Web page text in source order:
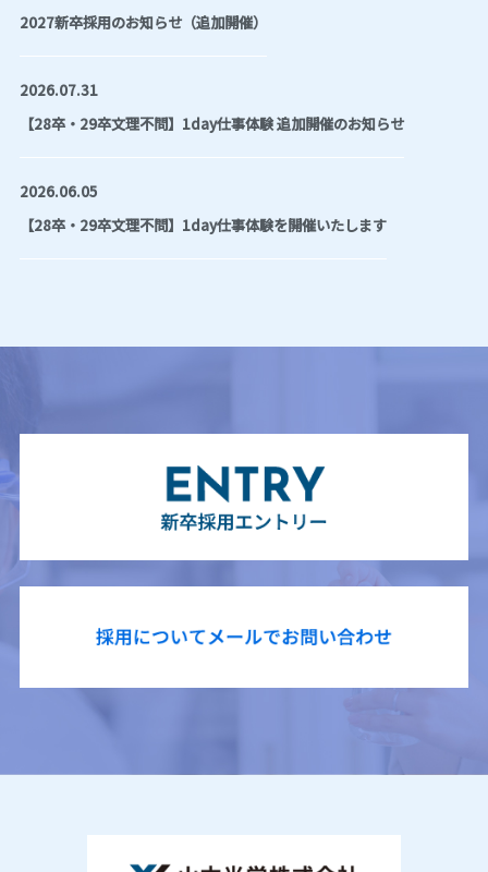
2027新卒採用のお知らせ（追加開催）
2026.07.31
【28卒・29卒文理不問】1day仕事体験 追加開催のお知らせ
2026.06.05
【28卒・29卒文理不問】1day仕事体験を開催いたします